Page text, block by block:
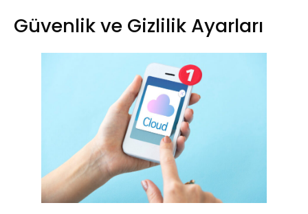
Güvenlik ve Gizlilik Ayarları